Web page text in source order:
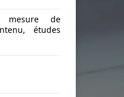
mesure de
études